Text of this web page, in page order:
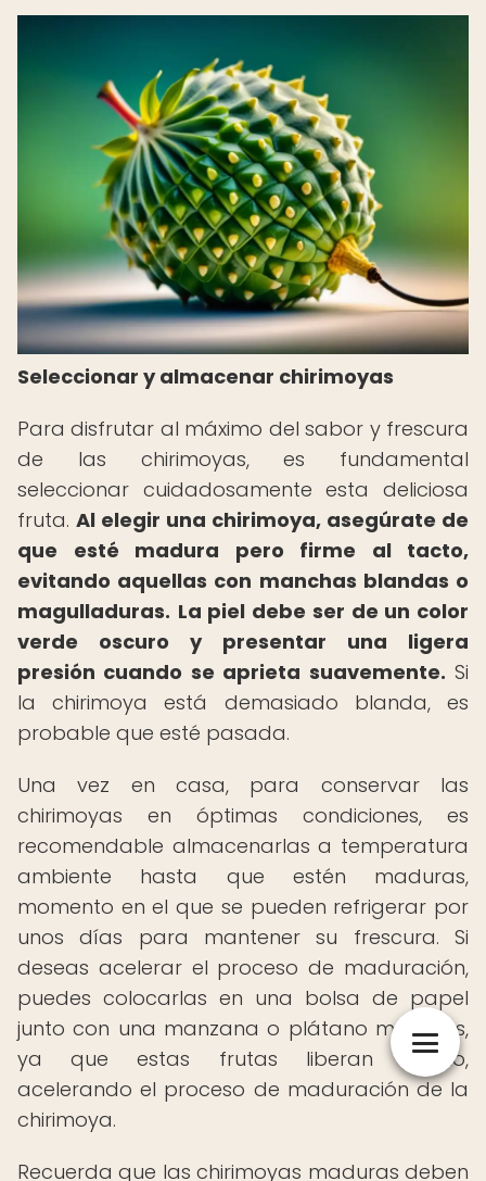
Seleccionar y almacenar chirimoyas
Para disfrutar al máximo del sabor y frescura
de las chirimoyas, es fundamental
seleccionar cuidadosamente esta deliciosa
fruta. Al elegir una chirimoya, asegúrate de
que esté madura pero firme al tacto,
evitando aquellas con manchas blandas o
magulladuras. La piel debe ser de un color
verde oscuro y presentar una ligera
presión cuando se aprieta suavemente. Si
la chirimoya está demasiado blanda, es
probable que esté pasada.
Una vez en casa, para conservar las
chirimoyas en óptimas condiciones, es
recomendable almacenarlas a temperatura
ambiente hasta que estén maduras,
momento en el que se pueden refrigerar por
unos días para mantener su frescura. Si
deseas acelerar el proceso de maduración,
puedes colocarlas en una bolsa de papel
junto con una manzana o plátano maduros,
ya que estas frutas liberan etileno,
acelerando el proceso de maduración de la
chirimoya.
Recuerda que las chirimoyas maduras deben